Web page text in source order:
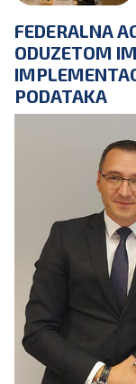
FEDERALNA
ODUZETOM
PODATAKA